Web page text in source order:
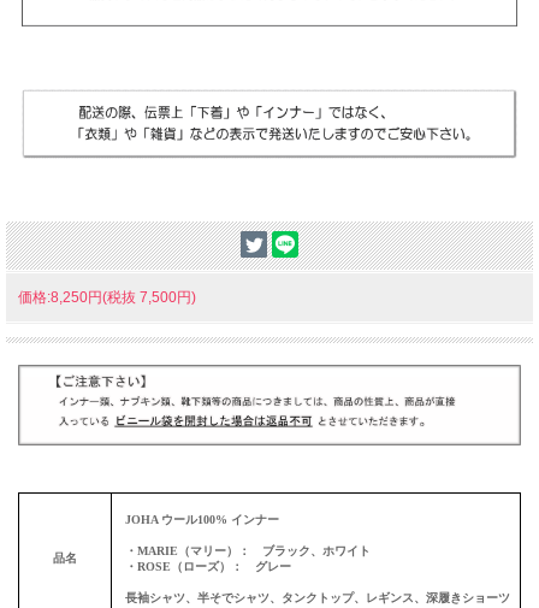
価格:8,250円(税抜 7,500円)
品名
JOHA ウール100% インナー
・MARIE（マリー）： ブラック、ホワイト
・ROSE（ローズ）： グレー
長袖シャツ、半そでシャツ、タンクトップ、レギンス、深履きショーツ